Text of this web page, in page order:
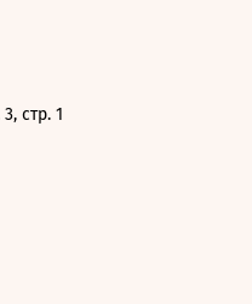
стр. 1